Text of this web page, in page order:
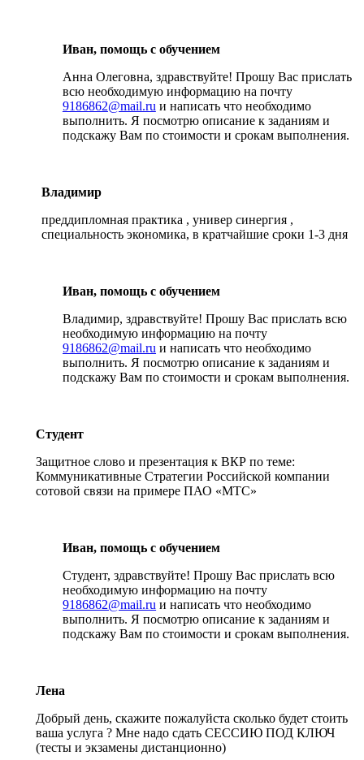
Иван, помощь с обучением
Анна Олеговна, здравствуйте! Прошу Вас прислать
всю необходимую информацию на почту
9186862@mail.ru и написать что необходимо
выполнить. Я посмотрю описание к заданиям и
подскажу Вам по стоимости и срокам выполнения.
Владимир
преддипломная практика , универ синергия ,
специальность экономика, в кратчайшие сроки 1-3 дня
Иван, помощь с обучением
Владимир, здравствуйте! Прошу Вас прислать всю
необходимую информацию на почту
9186862@mail.ru и написать что необходимо
выполнить. Я посмотрю описание к заданиям и
подскажу Вам по стоимости и срокам выполнения.
Студент
Защитное слово и презентация к ВКР по теме:
Коммуникативные Стратегии Российской компании
сотовой связи на примере ПАО «МТС»
Иван, помощь с обучением
Студент, здравствуйте! Прошу Вас прислать всю
необходимую информацию на почту
9186862@mail.ru и написать что необходимо
выполнить. Я посмотрю описание к заданиям и
подскажу Вам по стоимости и срокам выполнения.
Лена
Добрый день, скажите пожалуйста сколько будет стоить
ваша услуга ? Мне надо сдать СЕССИЮ ПОД КЛЮЧ
(тесты и экзамены дистанционно)